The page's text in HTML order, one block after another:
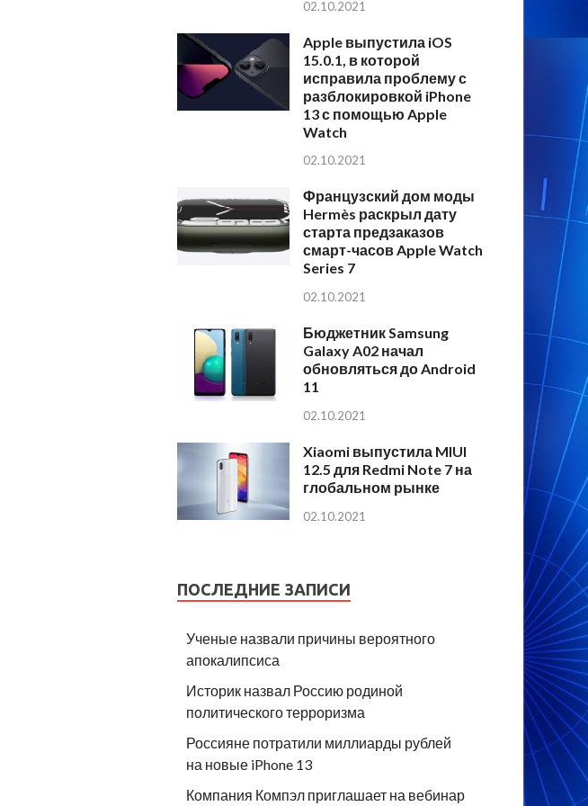
02.10.2021
Apple выпустила iOS
15.0.1, в которой
исправила проблему с
разблокировкой iPhone
13 с помощью Apple
Watch
02.10.2021
Французский дом моды
Hermès раскрыл дату
старта предзаказов
смарт-часов Apple Watch
Series 7
02.10.2021
Бюджетник Samsung
Galaxy A02 начал
обновляться до Android
11
02.10.2021
Xiaomi выпустила MIUI
12.5 для Redmi Note 7 на
глобальном рынке
02.10.2021
ПОСЛЕДНИЕ ЗАПИСИ
Ученые назвали причины вероятного
апокалипсиса
Историк назвал Россию родиной
политического терроризма
Россияне потратили миллиарды рублей
на новые iPhone 13
Компания Компэл приглашает на вебинар